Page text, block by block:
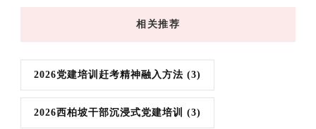
相关推荐
2026党建培训赶考精神融入方法 (3)
2026西柏坡干部沉浸式党建培训 (3)